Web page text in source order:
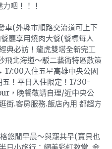
吧！！！
車(外縣市順路交流道可上下
廳享用燒肉大餐(餐標每人
必訪！龍虎雙塔全新完工
北海道～駁二藝術特區散策
17:00入住五星高雄中央公園
！平日入住限定！17:30-
，晚餐敬請自理/近中央公
街.客房服務.飯店內用 都超方
悠閒早晨～與寵共早(寶貝也